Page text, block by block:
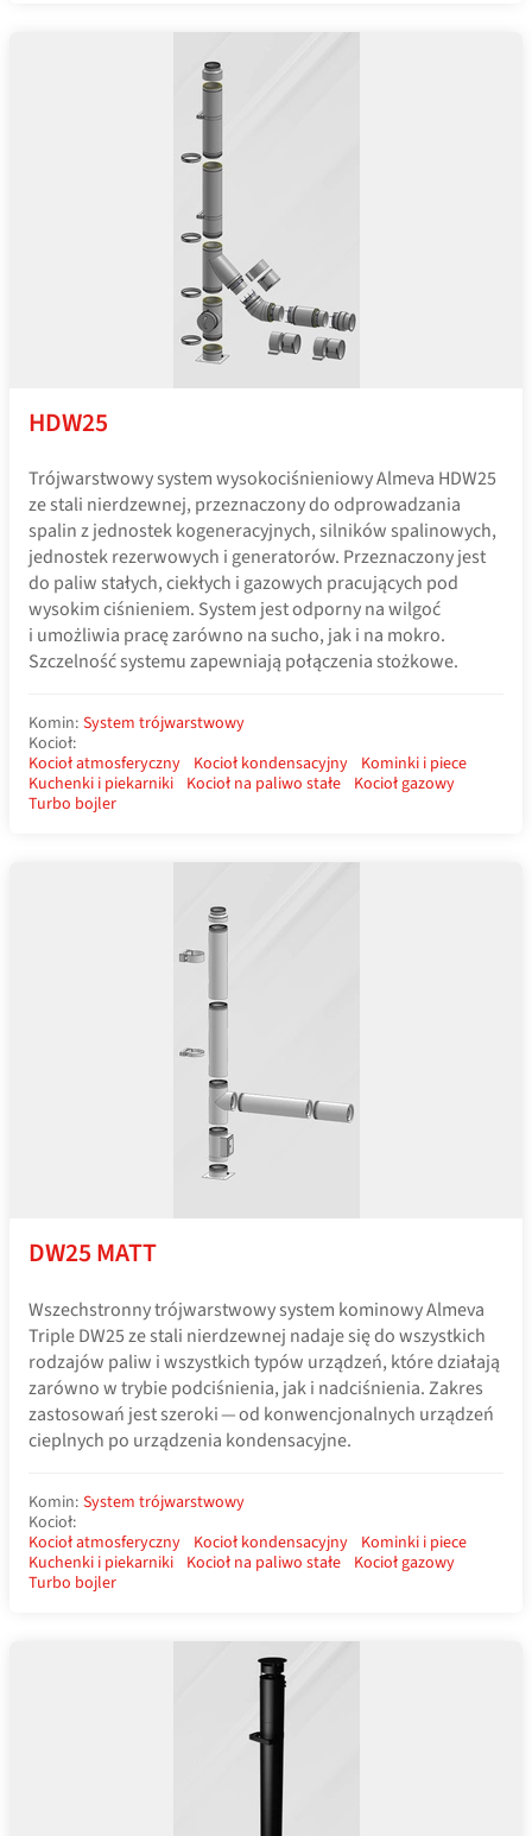
HDW25
Trójwarstwowy system wysokociśnieniowy Almeva HDW25
ze stali nierdzewnej, przeznaczony do odprowadzania
spalin z jednostek kogeneracyjnych, silników spalinowych,
jednostek rezerwowych i generatorów. Przeznaczony jest
do paliw stałych, ciekłych i gazowych pracujących pod
wysokim ciśnieniem. System jest odporny na wilgoć
i umożliwia pracę zarówno na sucho, jak i na mokro.
Szczelność systemu zapewniają połączenia stożkowe.
Komin: System trójwarstwowy
Kocioł:
Kocioł atmosferyczny Kocioł kondensacyjny Kominki i piece
Kuchenki i piekarniki Kocioł na paliwo stałe Kocioł gazowy
Turbo bojler
DW25 MATT
Wszechstronny trójwarstwowy system kominowy Almeva
Triple DW25 ze stali nierdzewnej nadaje się do wszystkich
rodzajów paliw i wszystkich typów urządzeń, które działają
zarówno w trybie podciśnienia, jak i nadciśnienia. Zakres
zastosowań jest szeroki — od konwencjonalnych urządzeń
cieplnych po urządzenia kondensacyjne.
Komin: System trójwarstwowy
Kocioł:
Kocioł atmosferyczny Kocioł kondensacyjny Kominki i piece
Kuchenki i piekarniki Kocioł na paliwo stałe Kocioł gazowy
Turbo bojler